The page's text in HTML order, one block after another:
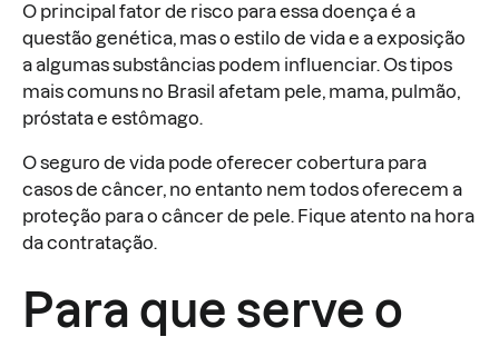
O principal fator de risco para essa doença é a
questão genética, mas o estilo de vida e a exposição
a algumas substâncias podem influenciar. Os tipos
mais comuns no Brasil afetam pele, mama, pulmão,
próstata e estômago.
O seguro de vida pode oferecer cobertura para
casos de câncer, no entanto nem todos oferecem a
proteção para o câncer de pele. Fique atento na hora
da contratação.
Para que serve o